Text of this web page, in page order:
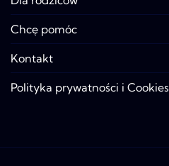
Chcę pomóc
Kontakt
Polityka prywatności i Cookies